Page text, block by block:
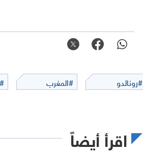
#رونالدو #المغرب
اقرأ أيضاً